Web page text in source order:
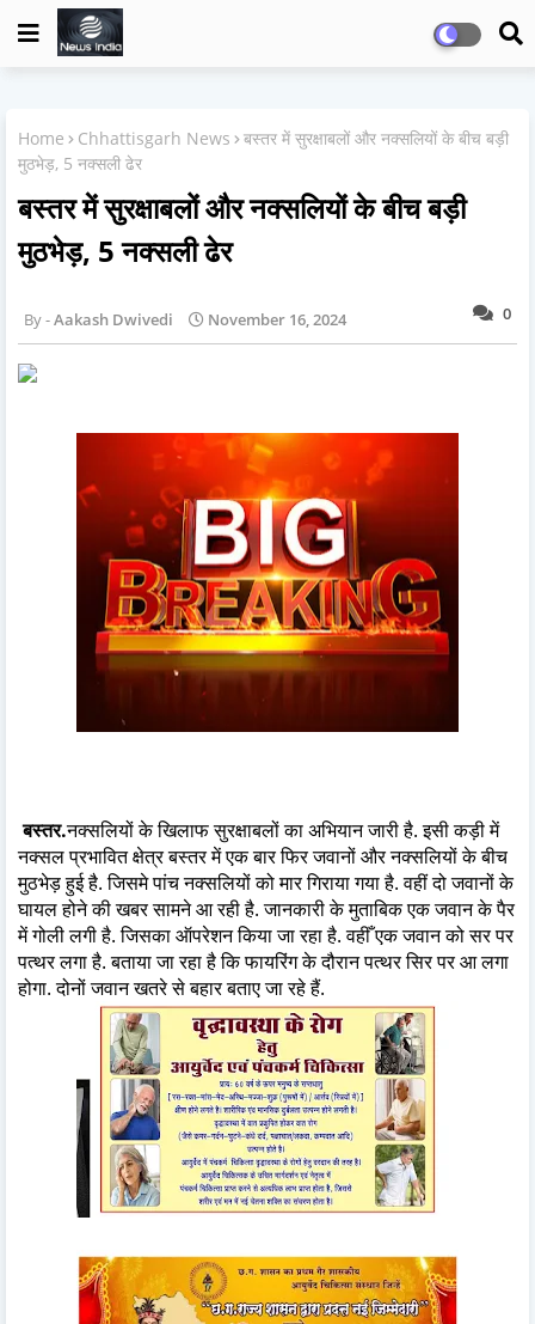
Home Chhattisgarh News
बस्तर में सुरक्षाबलों और नक्सलियों के बीच बड़ी
मुठभेड़, 5 नक्सली ढेर
बस्तर में सुरक्षाबलों और नक्सलियों के बीच बड़ी
मुठभेड़, 5 नक्सली ढेर
0
Aakash Dwivedi November 16, 2024
बस्तर.नक्सलियों के खिलाफ सुरक्षाबलों का अभियान जारी है. इसी कड़ी में
नक्सल प्रभावित क्षेत्र बस्तर में एक बार फिर जवानों और नक्सलियों के बीच
मुठभेड़ हुई है. जिसमे पांच नक्सलियों को मार गिराया गया है. वहीं दो जवानों के
घायल होने की खबर सामने आ रही है. जानकारी के मुताबिक एक जवान के पैर
में गोली लगी है. जिसका ऑपरेशन किया जा रहा है. वहीँ एक जवान को सर पर
पत्थर लगा है. बताया जा रहा है कि फायरिंग के दौरान पत्थर सिर पर आ लगा
होगा. दोनों जवान खतरे से बहार बताए जा रहे हैं.